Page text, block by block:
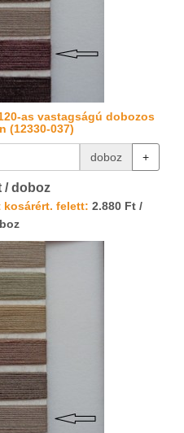
as vastagságú dobozos
(12330-037)
doboz +
/ doboz
kosárért. felett: 2.880 Ft /